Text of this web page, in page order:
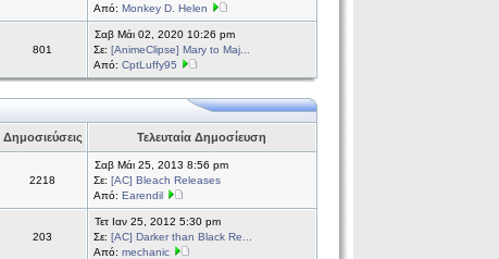
Από: Monkey D. Helen
801
Σαβ Μάι 02, 2020 10:26 pm
Σε: [AnimeClipse] Mary to Maj...
Από: CptLuffy95
Δημοσιεύσεις Τελευταία Δημοσίευση
2218
Σαβ Μάι 25, 2013 8:56 pm
Σε: [AC] Bleach Releases
Από: Earendil
203
Τετ Ιαν 25, 2012 5:30 pm
Σε: [ΑC] Darker than Black Re...
Από: mechanic